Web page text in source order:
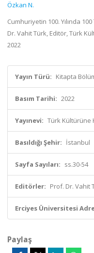
Özkan N.
Cumhuriyetin 100. Yılında
Dr. Vahit Türk, Editör, Türk
2022
Yayın Türü: Kitapta
Basım Tarihi: 2022
Yayınevi: Türk Kültürüne
Basıldığı Şehir: İstanbul
Sayfa Sayıları: ss.30-54
Editörler: Prof. Dr. Vahit
Erciyes Üniversitesi
Paylaş